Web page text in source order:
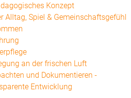
Konzept
Alltag, Spiel & Gemeinschaftsgefühl
an der frischen Luft
und Dokumentieren -
Entwicklung